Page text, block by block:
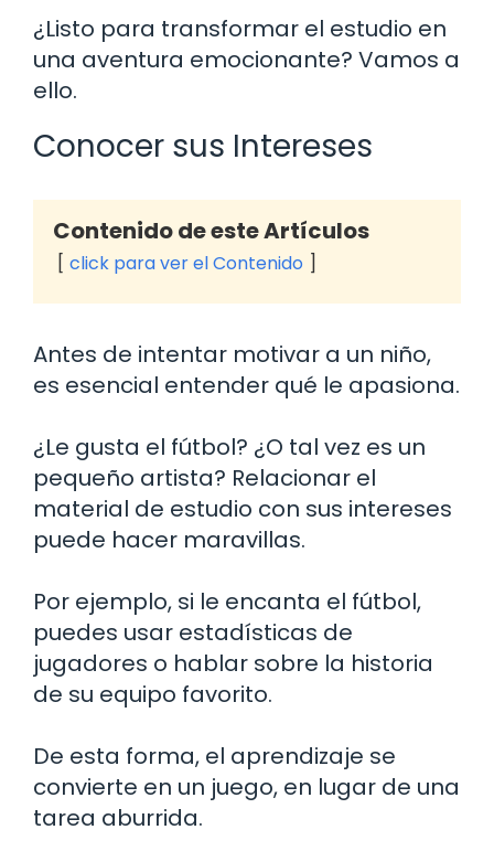
¿Listo para transformar el estudio en
una aventura emocionante? Vamos a
ello.
Conocer sus Intereses
Contenido de este Artículos
click para ver el Contenido
Antes de intentar motivar a un niño,
es esencial entender qué le apasiona.
¿Le gusta el fútbol? ¿O tal vez es un
pequeño artista? Relacionar el
material de estudio con sus intereses
puede hacer maravillas.
Por ejemplo, si le encanta el fútbol,
puedes usar estadísticas de
jugadores o hablar sobre la historia
de su equipo favorito.
De esta forma, el aprendizaje se
convierte en un juego, en lugar de una
tarea aburrida.